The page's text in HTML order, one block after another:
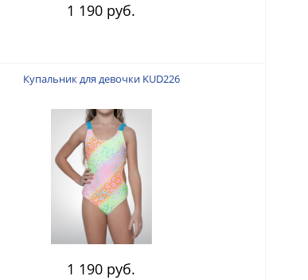
1 190 руб.
Купальник для девочки KUD226
1 190 руб.